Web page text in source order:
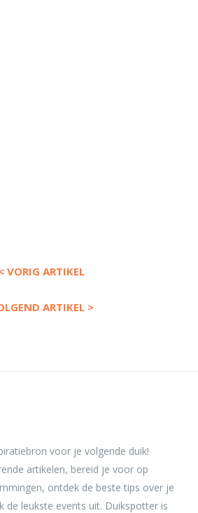
VORIG ARTIKEL
ARTIKEL >
voor je volgende duik!
artikelen, bereid je voor op
ontdek de beste tips over je
de leukste events uit. Duikspotter is